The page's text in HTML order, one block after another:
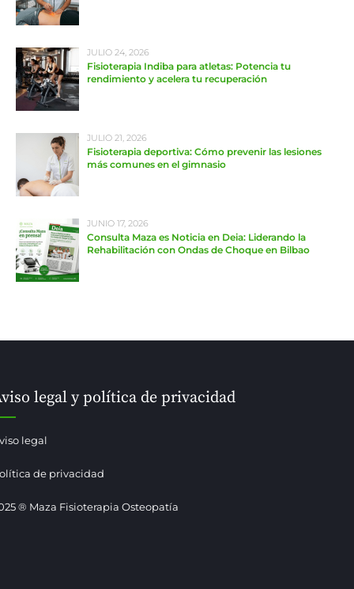
JULIO 24, 2026
Fisioterapia Indiba para atletas: Potencia tu
rendimiento y acelera tu recuperación
JULIO 21, 2026
Fisioterapia deportiva: Cómo prevenir las lesiones
más comunes en el gimnasio
JUNIO 17, 2026
Consulta Maza es Noticia en Deia: Liderando la
Rehabilitación con Ondas de Choque en Bilbao
legal y política de privacidad
legal
de privacidad
® Maza Fisioterapia Osteopatía